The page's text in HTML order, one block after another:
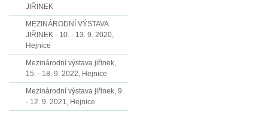
JIŘINEK
MEZINÁRODNÍ VÝSTAVA
JIŘINEK - 10. - 13. 9. 2020,
Hejnice
Mezinárodní výstava jiřinek,
15. - 18. 9. 2022, Hejnice
Mezinárodní výstava jiřinek, 9.
- 12. 9. 2021, Hejnice